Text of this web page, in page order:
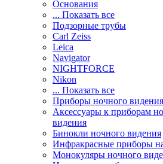
Основания
... Показать все
Подзорные трубы
Carl Zeiss
Leica
Navigator
NIGHTFORCE
Nikon
... Показать все
Приборы ночного видения
Аксессуары к приборам
видения
Бинокли ночного видения
Инфракрасные приборы
Монокуляры ночного